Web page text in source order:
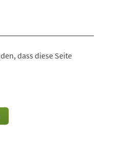
dass diese Seite